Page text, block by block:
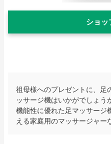
ショッ
祖母様へのプレゼントに、足
ッサージ機はいかがでしょう
機能性に優れた足マッサージ
える家庭用のマッサージャー